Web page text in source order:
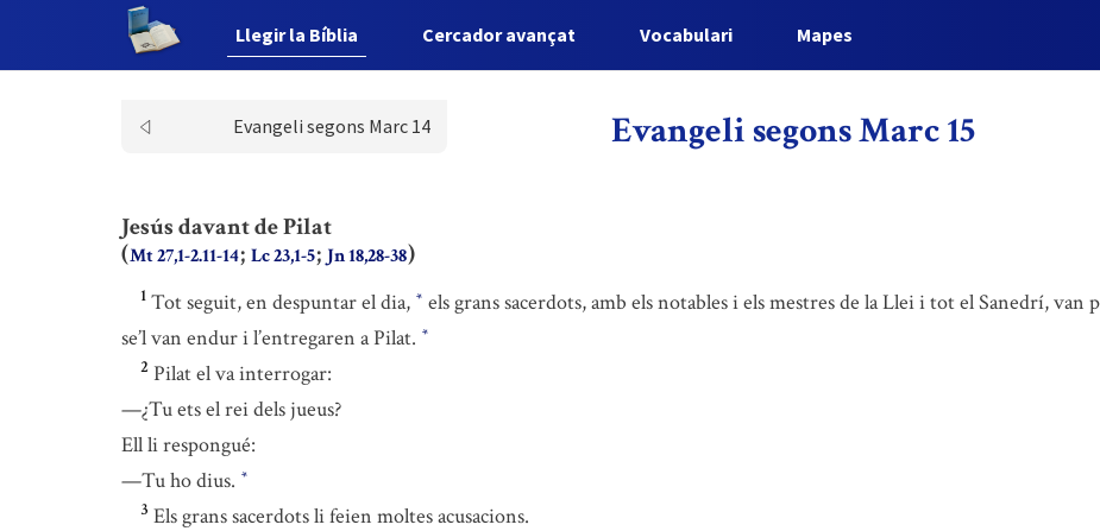
Llegir la Bíblia Cercador avançat Vocabulari Mapes
Evangeli segons Marc 14 Evangeli segons Marc 15
Jesús davant de Pilat
(Mt 27,1-2.11-14; Lc 23,1-5; Jn 18,28-38)
1 Tot seguit, en despuntar el dia, * els grans sacerdots, amb els notables i els mestres de la Llei i tot el Sanedrí, van
se’l van endur i l’entregaren a Pilat. *
2 Pilat el va interrogar:
—¿Tu ets el rei dels jueus?
Ell li respongué:
—Tu ho dius. *
3 Els grans sacerdots li feien moltes acusacions.